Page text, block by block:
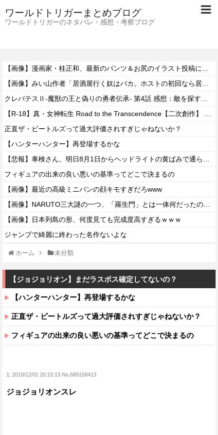
ワールドトリガーまとめブログ
ワールドトリガーのネタバレ・感想・考察ブログ
正直ザ・ビートルズって過大評価されすぎじゃねないか？
【ハンターハンター】再登場するかな
フィギュアの出来の良い悪いの基準ってどこで決まるの
【画像】最近の高級ミニバンの顔キモすぎだろwww
【画像】日本列島の形、何度見ても完成度高すぎるｗｗｗ
ジャンプで綺麗に終わった名作ないよな
ホーム 未分類
【ジョジョリオン】まだラスボス確定してないの？
【ハンターハンター】再登場するかな
正直ザ・ビートルズって過大評価されすぎじゃねないか？
フィギュアの出来の良い悪いの基準ってどこで決まるの
1: 2019/12/01 20:15:13 No.689158413
ジョジョリオンスレ